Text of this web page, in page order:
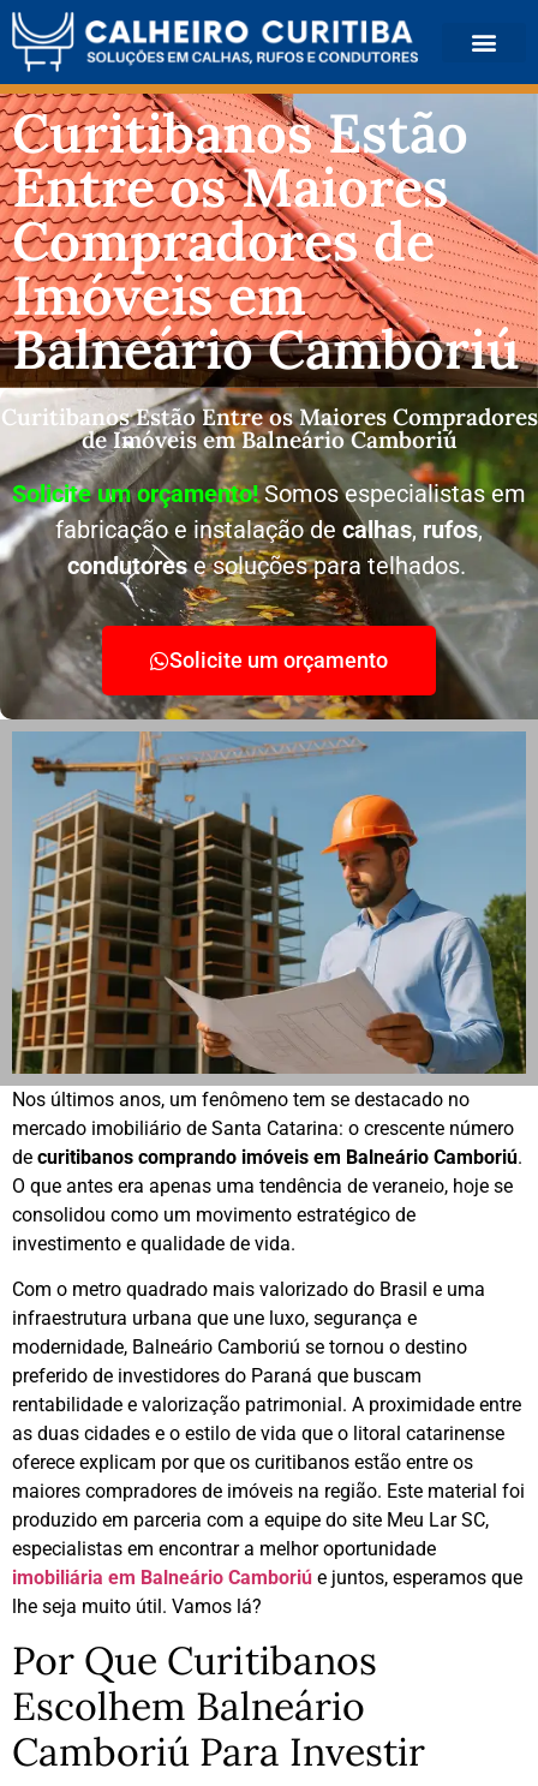
Curitibanos Estão
Entre os Maiores
Compradores de
Imóveis em
Balneário Camboriú
Curitibanos Estão Entre os Maiores Compradores
de Imóveis em Balneário Camboriú
Solicite um orçamento!Somos especialistas em
fabricação e instalação de calhas, rufos,
condutorese soluções para telhados.
Solicite um orçamento
Nos últimos anos, um fenômeno tem se destacado no
mercado imobiliário de Santa Catarina: o crescente número
de curitibanos comprando imóveis em Balneário Camboriú.
O que antes era apenas uma tendência de veraneio, hoje se
consolidou como um movimento estratégico de
investimento e qualidade de vida.
Com o metro quadrado mais valorizado do Brasil e uma
infraestrutura urbana que une luxo, segurança e
modernidade, Balneário Camboriú se tornou o destino
preferido de investidores do Paraná que buscam
rentabilidade e valorização patrimonial. A proximidade entre
as duas cidades e o estilo de vida que o litoral catarinense
oferece explicam por que os curitibanos estão entre os
maiores compradores de imóveis na região. Este material foi
produzido em parceria com a equipe do site Meu Lar SC,
especialistas em encontrar a melhor oportunidade
imobiliária em Balneário Camboriú e juntos, esperamos que
lhe seja muito útil. Vamos lá?
Por Que Curitibanos
Escolhem Balneário
Camboriú Para Investir